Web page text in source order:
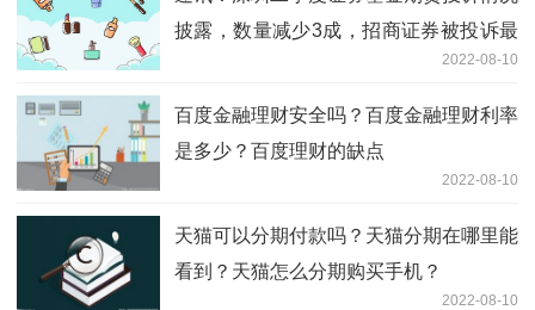
披露，数量减少3成，招商证券被投诉最
2022-08-10
百度金融理财安全吗？百度金融理财利率
是多少？百度理财的缺点
2022-08-10
天猫可以分期付款吗？天猫分期在哪里能
看到？天猫怎么分期购买手机？
2022-08-10